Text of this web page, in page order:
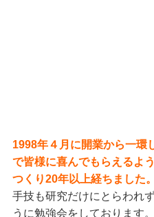
1998年４月に開業から一環
で皆様に喜んでもらえるよ
つくり20年以上経ちました。
手技も研究だけにとらわれ
うに勉強会をしております